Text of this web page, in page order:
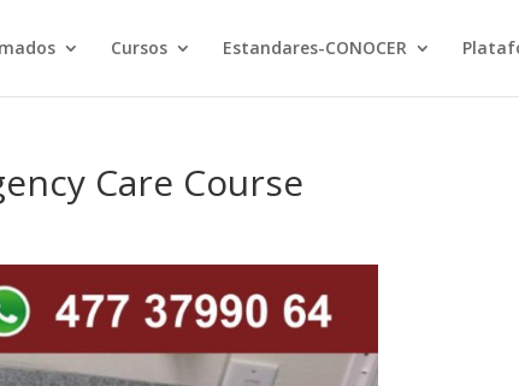
Cursos Estandares-CONOCER
Care Course